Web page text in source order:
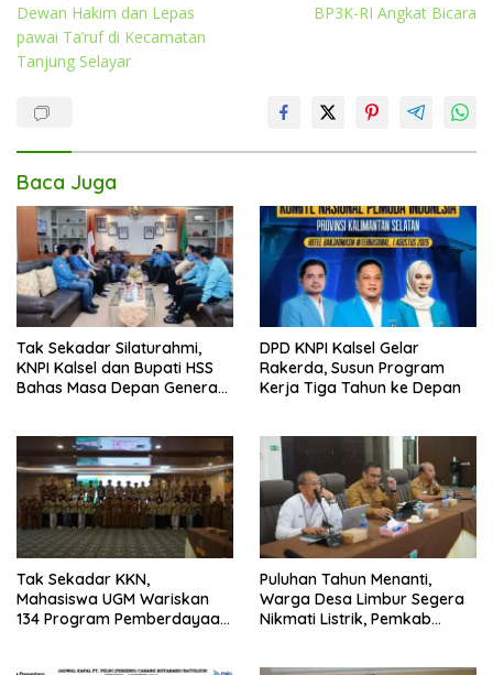
Dewan Hakim dan Lepas
pawai Ta’ruf di Kecamatan
Tanjung Selayar
BP3K-RI Angkat Bicara
Baca Juga
Tak Sekadar Silaturahmi,
KNPI Kalsel dan Bupati HSS
Bahas Masa Depan Generasi
DPD KNPI Kalsel Gelar
Rakerda, Susun Program
Kerja Tiga Tahun ke Depan
Tak Sekadar KKN,
Mahasiswa UGM Wariskan
134 Program Pemberdayaan
Puluhan Tahun Menanti,
Warga Desa Limbur Segera
Nikmati Listrik, Pemkab